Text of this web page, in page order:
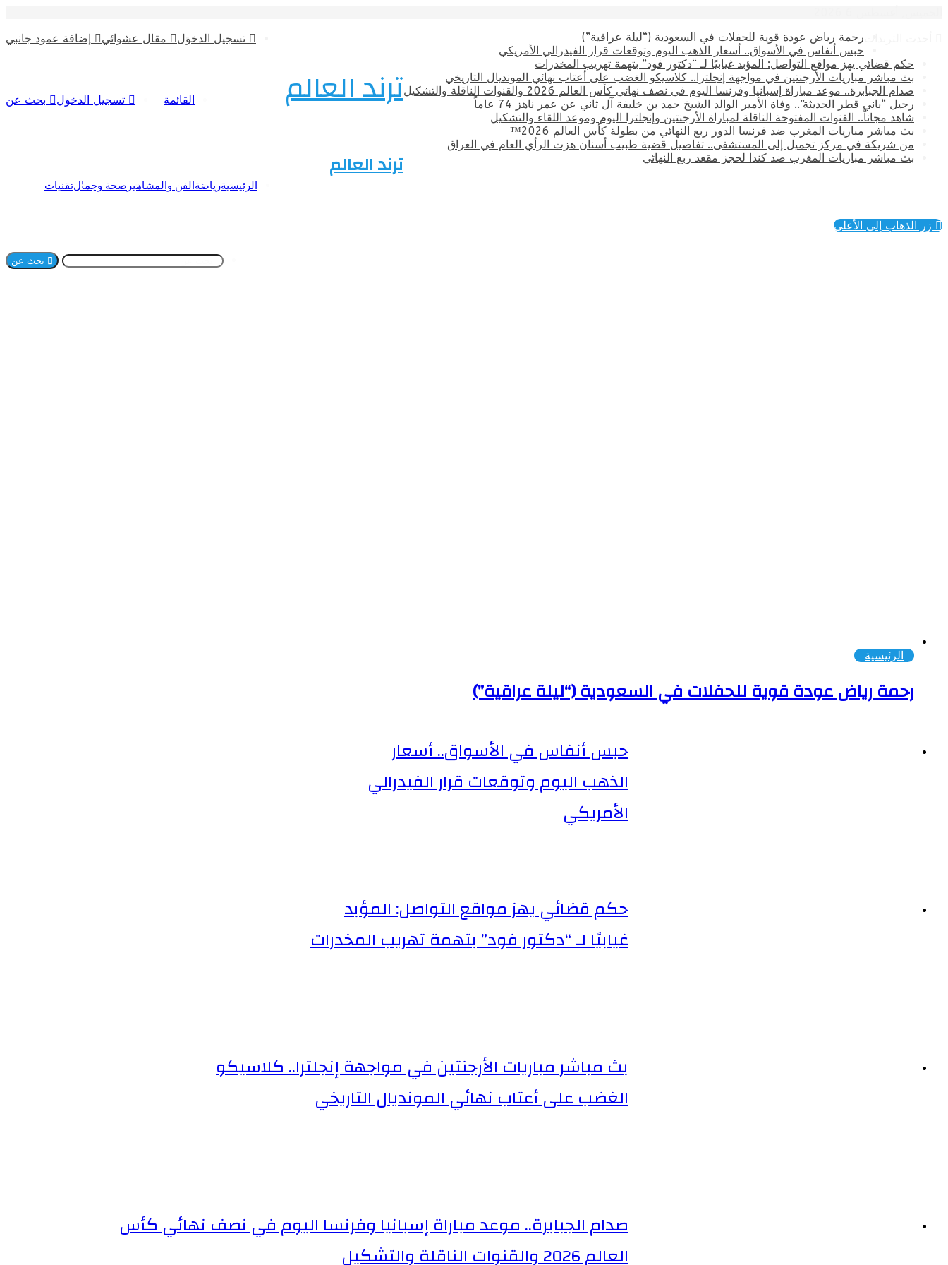
رحمة رياض عودة قوية للحفلات في السعودية (“ليلة عراقية”)
حبس أنفاس في الأسواق.. أسعار الذهب اليوم وتوقعات قرار الفيدرالي الأمريكي
حكم قضائي يهز مواقع التواصل: المؤبد غيابيًا لـ “دكتور فود” بتهمة تهريب المخدرات
بث مباشر مباريات الأرجنتين في مواجهة إنجلترا.. كلاسيكو الغضب على أعتاب نهائي المونديال التاريخي
صدام الجبابرة.. موعد مباراة إسبانيا وفرنسا اليوم في نصف نهائي كأس العالم 2026 والقنوات الناقلة والتشكيل
رحيل “باني قطر الحديثة”.. وفاة الأمير الوالد الشيخ حمد بن خليفة آل ثاني عن عمر ناهز 74 عاماً
​شاهد مجاناً.. القنوات المفتوحة الناقلة لمباراة الأرجنتين وإنجلترا اليوم وموعد اللقاء والتشكيل
بث مباشر مباريات المغرب ضد فرنسا الدور ربع النهائي من بطولة كأس العالم 2026™
من شريكة في مركز تجميل إلى المستشفى.. تفاصيل قضية طبيب أسنان هزت الرأي العام في العراق
بث مباشر مباريات المغرب ضد كندا لحجز مقعد ربع النهائي
إضافة عمود جانبي مقال عشوائي تسجيل الدخول
بحث عن تسجيل الدخول ترند العالم
ترند العالم
القائمة
الرئيسيةرياضة الفن والمشاهير صحة وجمالتقنيات
بحث عن
الرئيسية
رحمة رياض عودة قوية للحفلات في السعودية (“ليلة عراقية”)
حبس أنفاس في الأسواق.. أسعار
الذهب اليوم وتوقعات قرار الفيدرالي
الأمريكي
حكم قضائي يهز مواقع التواصل: المؤبد
غيابيًا لـ “دكتور فود” بتهمة تهريب المخدرات
بث مباشر مباريات الأرجنتين في مواجهة إنجلترا.. كلاسيكو
الغضب على أعتاب نهائي المونديال التاريخي
صدام الجبابرة.. موعد مباراة إسبانيا وفرنسا اليوم في نصف نهائي كأس
العالم 2026 والقنوات الناقلة والتشكيل
زر الذهاب إلى الأعلى